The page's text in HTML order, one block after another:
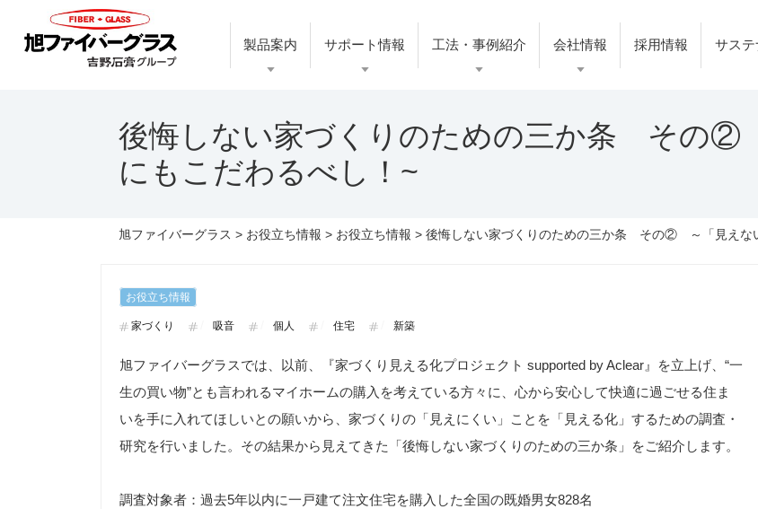
製品案内 サポート情報 工法・事例紹介 会社情報 採用情報 サステ
後悔しない家づくりのための三か条 その②
にもこだわるべし！~
旭ファイバーグラス > お役立ち情報 > お役立ち情報 > 後悔しない家づくりのための三か条 その② ～「見えな
お役立ち情報
家づくり 吸音 個人 住宅 新築
旭ファイバーグラスでは、以前、『家づくり見える化プロジェクト supported by Aclear』を立上げ、“一
生の買い物”とも言われるマイホームの購入を考えている方々に、心から安心して快適に過ごせる住ま
いを手に入れてほしいとの願いから、家づくりの「見えにくい」ことを「見える化」するための調査・
研究を行いました。その結果から見えてきた「後悔しない家づくりのための三か条」をご紹介します。
調査対象者：過去5年以内に一戸建て注文住宅を購入した全国の既婚男女828名